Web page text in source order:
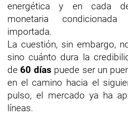
energética y en cada
monetaria
importada.
La cuestión, sin embargo,
sino cuánto dura la
de 60 días puede ser un
en el camino hacia el
pulso, el mercado ya ha
líneas.